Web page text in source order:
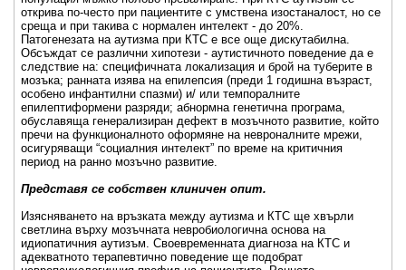
открива по-често при пациентите с умствена изостаналост, но се
среща и при такива с нормален интелект - до 20%.
Патогенезата на аутизма при КТС е все още дискутабилна.
Обсъждат се различни хипотези - аутистичното поведение да е
следствие на: специфичната локализация и брой на туберите в
мозъка; ранната изява на епилепсия (преди 1 годишна възраст,
особено инфантилни спазми) и/ или темпоралните
епилептиформени разряди; абнормна генетична програма,
обуславяща генерализиран дефект в мозъчното развитие, който
пречи на функционалното оформяне на невроналните мрежи,
осигуряващи “социалния интелект” по време на критичния
период на ранно мозъчно развитие.
Представя се собствен клиничен опит.
Изясняването на връзката между аутизма и КТС ще хвърли
светлина върху мозъчната невробиологична основа на
идиопатичния аутизъм. Своевременната диагноза на КТС и
адекватното терапевтично поведение ще подобрат